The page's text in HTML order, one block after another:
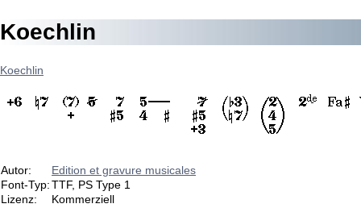
Koechlin
Koechlin
Autor:
Edition et gravure musicales
Font-Typ:TTF, PS Type 1
Lizenz:
Kommerziell